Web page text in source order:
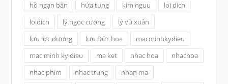
hồ ngạn bân
hứa tung kim nguu
loi dich
loidich
lý ngọc cương
lý vũ xuân
lưu lực dương
lưu Đức hoa
macminhkydieu
mac minh ky dieu
ma ket nhac hoa
nhachoa
nhac phim
nhac trung
nhan ma